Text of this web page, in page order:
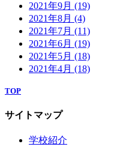
2021年9月 (19)
2021年8月 (4)
2021年7月 (11)
2021年6月 (19)
2021年5月 (18)
2021年4月 (18)
TOP
サイトマップ
学校紹介